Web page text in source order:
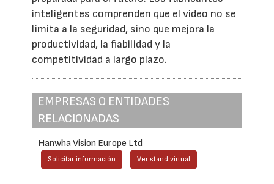
inteligentes comprenden que el vídeo no se
limita a la seguridad, sino que mejora la
productividad, la fiabilidad y la
competitividad a largo plazo.
EMPRESAS O ENTIDADES
RELACIONADAS
Hanwha Vision Europe Ltd
Solicitar información Ver stand virtual